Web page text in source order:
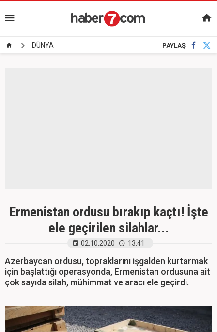
DÜNYA PAYLAŞ
Ermenistan ordusu bırakıp kaçtı! İşte
ele geçirilen silahlar...
02.10.2020 13:41
Azerbaycan ordusu, topraklarını işgalden kurtarmak
için başlattığı operasyonda, Ermenistan ordusuna ait
çok sayıda silah, mühimmat ve aracı ele geçirdi.